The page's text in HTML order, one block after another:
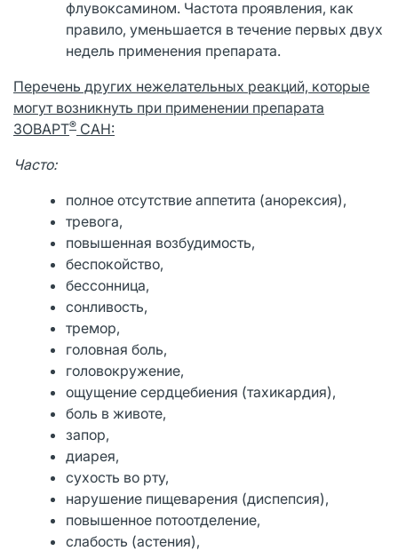
флувоксамином. Частота проявления, как
правило, уменьшается в течение первых двух
недель применения препарата.
Перечень других нежелательных реакций, которые
могут возникнуть при применении препарата
ЗОВАРТ® САН:
Часто:
полное отсутствие аппетита (анорексия),
тревога,
повышенная возбудимость,
беспокойство,
бессонница,
сонливость,
тремор,
головная боль,
головокружение,
ощущение сердцебиения (тахикардия),
боль в животе,
запор,
диарея,
сухость во рту,
нарушение пищеварения (диспепсия),
повышенное потоотделение,
слабость (астения),